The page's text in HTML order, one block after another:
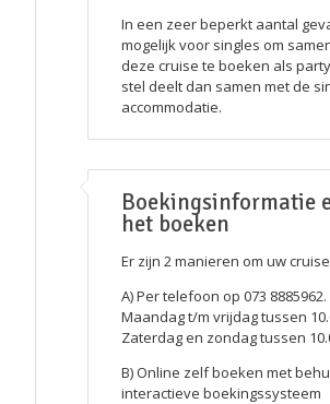
In een zeer beperkt aantal
mogelijk voor singles om
deze cruise te boeken als
stel deelt dan samen met de
accommodatie.
Boekingsinformatie
het boeken
Er zijn 2 manieren om uw
A) Per telefoon op 073 8885962.
Maandag t/m vrijdag tussen
Zaterdag en zondag tussen
B) Online zelf boeken met
interactieve boekingssysteem